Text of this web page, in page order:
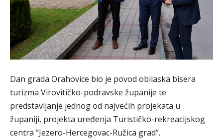
Dan grada Orahovice bio je povod obilaska bisera
turizma Virovitičko-podravske županije te
predstavljanje jednog od najvećih projekata u
županiji, projekta uređenja Turističko-rekreacijskog
centra ”Jezero-Hercegovac-Ružica grad”.